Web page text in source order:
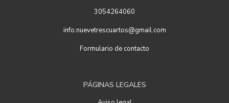
3054264060
info.nuevetrescuartos@gmail.com
Formulario de contacto
PÁGINAS LEGALES